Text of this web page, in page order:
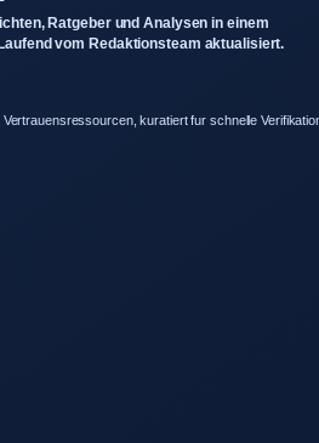
Ratgeber und Analysen in einem
vom Redaktionsteam aktualisiert.
kuratiert fur schnelle